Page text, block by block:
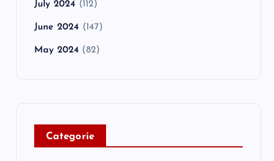
July 2024 (112)
June 2024 (147)
May 2024 (82)
Categorie